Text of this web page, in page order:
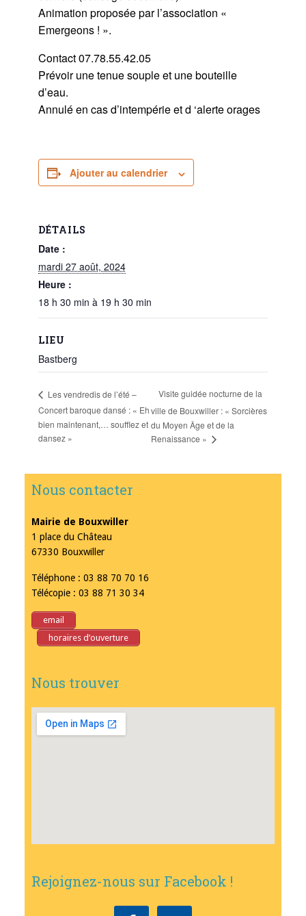
Animation proposée par l’association «
Emergeons ! ».
Contact 07.78.55.42.05
Prévoir une tenue souple et une bouteille
d’eau.
Annulé en cas d’intempérie et d ‘alerte orages
Ajouter au calendrier
DÉTAILS
Date :
mardi 27 août, 2024
Heure :
18 h 30 min à 19 h 30 min
LIEU
Bastberg
Les vendredis de l’été –
Concert baroque dansé : « Eh
bien maintenant,… soufflez et
dansez »
Visite guidée nocturne de la
ville de Bouxwiller : « Sorcières
du Moyen Âge et de la
Renaissance »
Nous contacter
Mairie de Bouxwiller
1 place du Château
67330 Bouxwiller
Téléphone : 03 88 70 70 16
Télécopie : 03 88 71 30 34
email
horaires d’ouverture
Nous trouver
Rejoignez-nous sur Facebook !